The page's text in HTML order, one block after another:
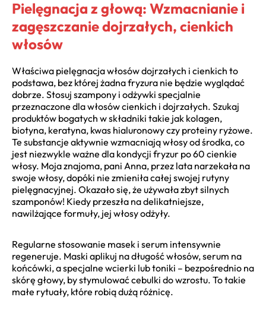
Pielęgnacja z głową: Wzmacnianie i
zagęszczanie dojrzałych, cienkich
włosów
Właściwa pielęgnacja włosów dojrzałych i cienkich to
podstawa, bez której żadna fryzura nie będzie wyglądać
dobrze. Stosuj szampony i odżywki specjalnie
przeznaczone dla włosów cienkich i dojrzałych. Szukaj
produktów bogatych w składniki takie jak kolagen,
biotyna, keratyna, kwas hialuronowy czy proteiny ryżowe.
Te substancje aktywnie wzmacniają włosy od środka, co
jest niezwykle ważne dla kondycji fryzur po 60 cienkie
włosy. Moja znajoma, pani Anna, przez lata narzekała na
swoje włosy, dopóki nie zmieniła całej swojej rutyny
pielęgnacyjnej. Okazało się, że używała zbyt silnych
szamponów! Kiedy przeszła na delikatniejsze,
nawilżające formuły, jej włosy odżyły.
Regularne stosowanie masek i serum intensywnie
regeneruje. Maski aplikuj na długość włosów, serum na
końcówki, a specjalne wcierki lub toniki – bezpośrednio na
skórę głowy, by stymulować cebulki do wzrostu. To takie
małe rytuały, które robią dużą różnicę.